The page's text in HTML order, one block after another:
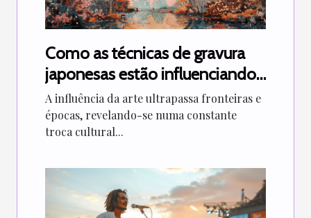
Como as técnicas de gravura
japonesas estão influenciando
artistas modernos
A influência da arte ultrapassa fronteiras e
épocas, revelando-se numa constante
troca cultural...